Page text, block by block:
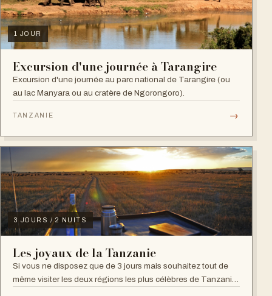
1 JOUR
Excursion d'une journée à Tarangire
Excursion d'une journée au parc national de Tarangire (ou
au lac Manyara ou au cratère de Ngorongoro).
TANZANIE →
3 JOURS / 2 NUITS
Les joyaux de la Tanzanie
Si vous ne disposez que de 3 jours mais souhaitez tout de
même visiter les deux régions les plus célèbres de Tanzanie